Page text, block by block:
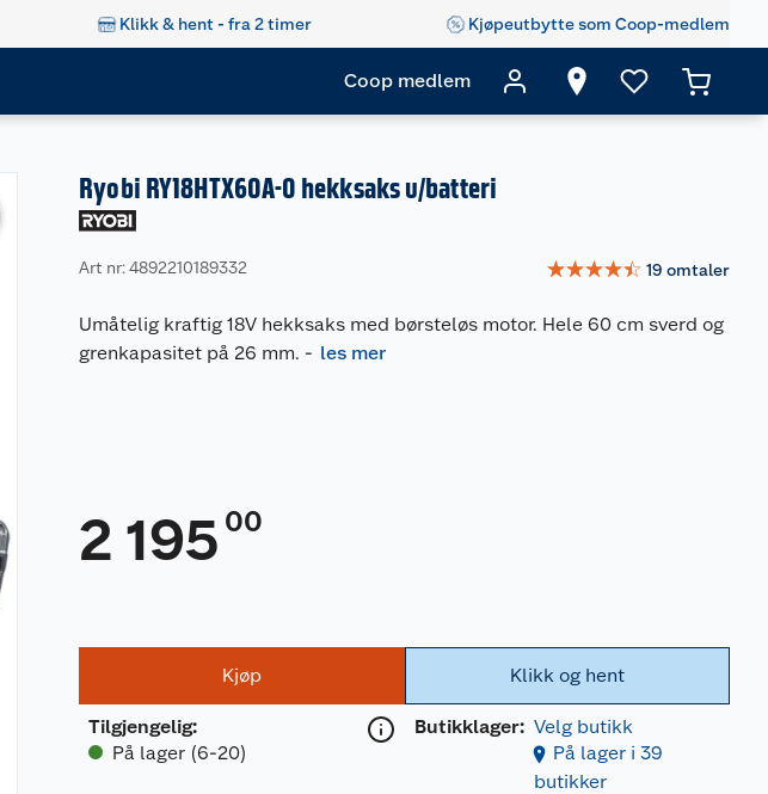
Klikk & hent - fra 2 timer Kjøpeutbytte som Coop-medlem
Coop medlem
Ryobi RY18HTX60A-0 hekksaks u/batteri
Art nr: 4892210189332 ☆☆☆☆☆ 19 omtaler
Umåtelig kraftig 18V hekksaks med børsteløs motor. Hele 60 cm sverd og
grenkapasitet på 26 mm. - les mer
2 195 00
Kjøp
Tilgjengelig:
På lager (6-20)
Klikk og hent
Butikklager: Velg butikk
På lager i 39
butikker